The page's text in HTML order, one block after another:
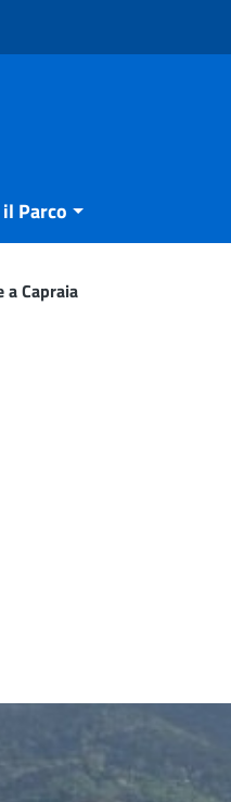
Parco
Capraia